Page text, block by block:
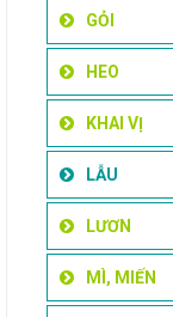
GỎI
HEO
KHAI VỊ
LẪU
LƯƠN
MÌ, MIẾN